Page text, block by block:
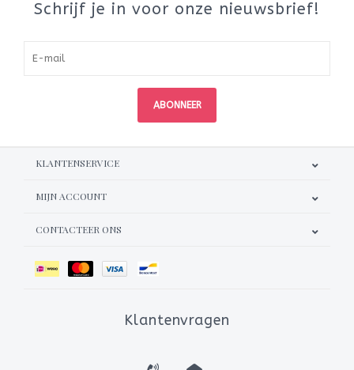
Schrijf je in voor onze nieuwsbrief!
ABONNEER
KLANTENSERVICE
MIJN ACCOUNT
CONTACTEER ONS
Klantenvragen